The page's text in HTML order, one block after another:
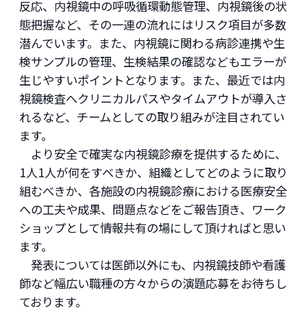
反応、内視鏡中の呼吸循環動態管理、内視鏡後の状
態把握など、その一連の流れにはリスク項目が多数
潜んでいます。また、内視鏡に関わる病診連携や生
検サンプルの管理、生検結果の確認などもエラーが
生じやすいポイントとなります。また、最近では内
視鏡検査へクリニカルパスやタイムアウトが導入さ
れるなど、チームとしての取り組みが注目されてい
ます。
より安全で確実な内視鏡診療を提供するために、
1人1人が何をすべきか、組織としてどのように取り
組むべきか、各施設の内視鏡診療における医療安全
への工夫や成果、問題点などをご報告頂き、ワーク
ショップとして情報共有の場にして頂ければと思い
ます。
発表については医師以外にも、内視鏡技師や看護
師など幅広い職種の方々からの演題応募をお待ちし
ております。